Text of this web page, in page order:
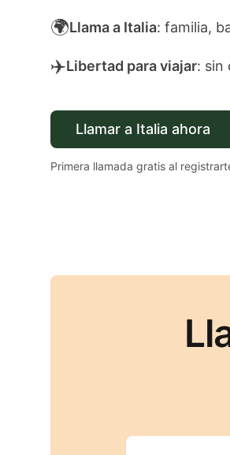
🌍Llama a Italia: familia,
✈️Libertad para viajar: sin
Llamar a Italia ahora
Primera llamada gratis al